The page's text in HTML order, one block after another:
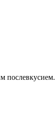
послевкусием.